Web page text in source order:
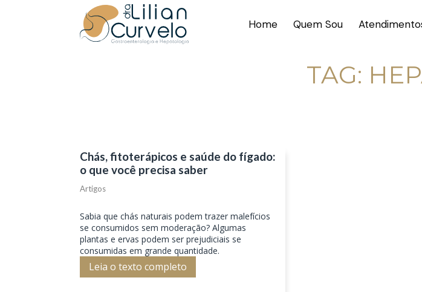
Home Quem Sou
TAG:
Chás, fitoterápicos e saúde do fígado:
o que você precisa saber
Artigos
Sabia que chás naturais podem trazer malefícios
se consumidos sem moderação? Algumas
plantas e ervas podem ser prejudiciais se
consumidas em grande quantidade.
Leia o texto completo